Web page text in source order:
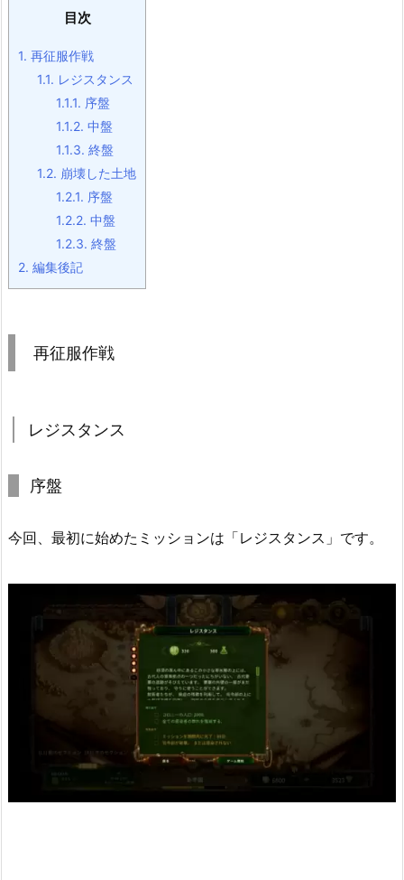
目次
1. 再征服作戦
1.1. レジスタンス
1.1.1. 序盤
1.1.2. 中盤
1.1.3. 終盤
1.2. 崩壊した土地
1.2.1. 序盤
1.2.2. 中盤
1.2.3. 終盤
2. 編集後記
再征服作戦
レジスタンス
序盤
今回、最初に始めたミッションは「レジスタンス」です。